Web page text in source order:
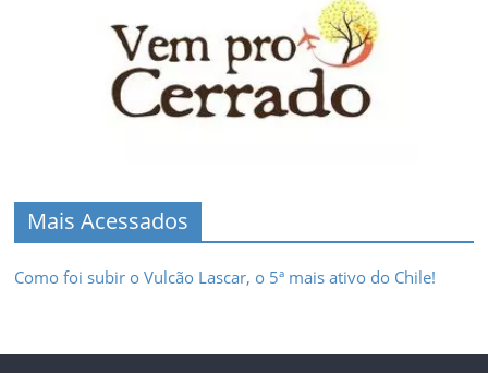
Mais Acessados
Como foi subir o Vulcão Lascar, o 5ª mais ativo do Chile!